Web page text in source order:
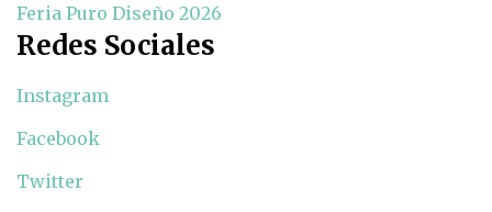
Feria Puro Diseño 2026
Redes Sociales
Instagram
Facebook
Twitter